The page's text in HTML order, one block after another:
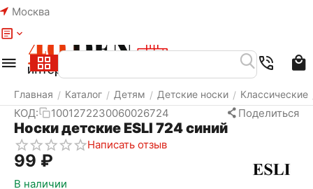
Москва
Главная / Каталог / Детям / Детские носки / Классические
КОД: 1001272230060026724 Поделиться
Носки детские ESLI 724 синий
Написать отзыв
‍99‍ ₽
В наличии
Меню